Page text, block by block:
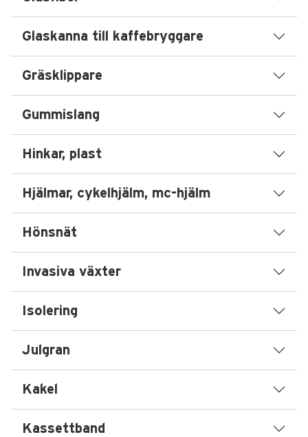
Glaskanna till kaffebryggare
Gräsklippare
Gummislang
Hinkar, plast
Hjälmar, cykelhjälm, mc-hjälm
Hönsnät
Invasiva växter
Isolering
Julgran
Kakel
Kassettband